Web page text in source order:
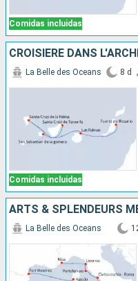
Comidas incluidas
Comidas incluidas
La Belle des Oceans 8 d
La Belle des Oceans